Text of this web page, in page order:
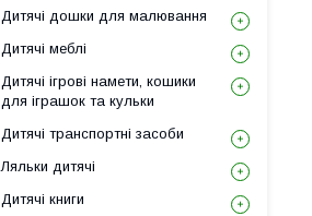
Дитячі дошки для малювання
Дитячі меблі
Дитячі ігрові намети, кошики
для іграшок та кульки
Дитячі транспортні засоби
Ляльки дитячі
Дитячі книги